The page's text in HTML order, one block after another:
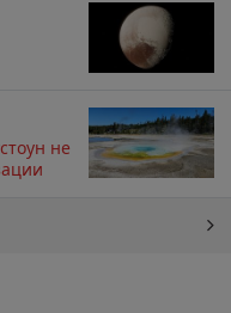
не